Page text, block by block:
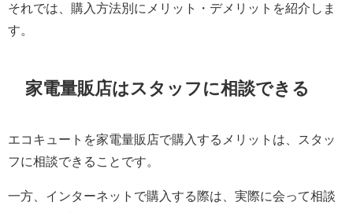
それでは、購入方法別にメリット・デメリットを紹介しま
す。
家電量販店はスタッフに相談できる
エコキュートを家電量販店で購入するメリットは、スタッ
フに相談できることです。
一方、インターネットで購入する際は、実際に会って相談